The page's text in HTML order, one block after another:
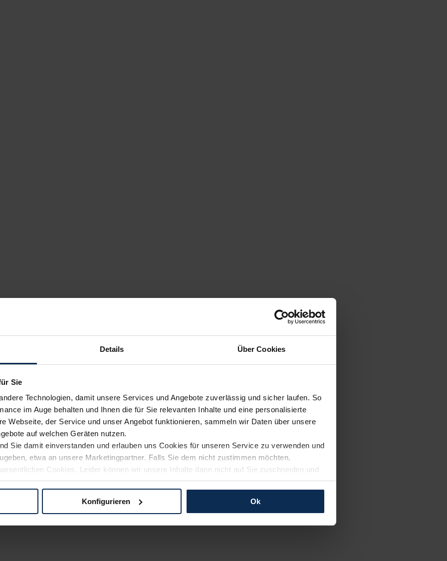
Details Über Cookies
Sie
Technologien, damit unsere Services und Angebote zuverlässig und sicher laufen. So
im Auge behalten und Ihnen die für Sie relevanten Inhalte und eine personalisierte
Webseite, der Service und unser Angebot funktionieren, sammeln wir Daten über unsere
auf welchen Geräten nutzen.
Sie damit einverstanden und erlauben uns Cookies für unseren Service zu verwenden und
etwa an unsere Marketingpartner. Falls Sie dem nicht zustimmen möchten,
Cookies. Leider können wir unsere Inhalte dann nicht auf Sie zuschneiden und
Weg zu Ihrem Neuwagen unterstützen. Sie können die Einstellungen jederzeit anpassen
Konfigurieren Ok